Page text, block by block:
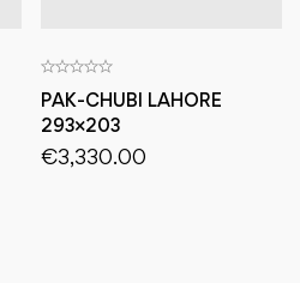
PAK-CHUBI LAHORE
293×203
€3,330.00